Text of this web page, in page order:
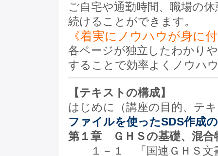
ご自宅や通勤時間、職場の
続けることができます。
《着実にノウハウが身に
各ページが独立したわかり
することで効率よくノウハ
【テキストの構成】
はじめに（講座の目的、テ
ファイルを使ったSDS作成
第１章 ＧＨＳの基礎、混合
１－１ 「国連ＧＨＳ文